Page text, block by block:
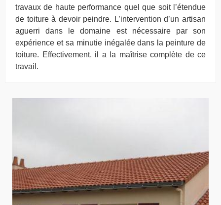
travaux de haute performance quel que soit l’étendue
de toiture à devoir peindre. L’intervention d’un artisan
aguerri dans le domaine est nécessaire par son
expérience et sa minutie inégalée dans la peinture de
toiture. Effectivement, il a la maîtrise complète de ce
travail.